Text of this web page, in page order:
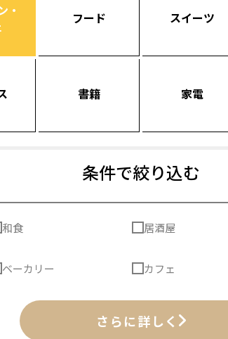
・
フード スイーツ
書籍 家電
条件で絞り込む
和食 居酒屋
ベーカリー カフェ
さらに詳しく